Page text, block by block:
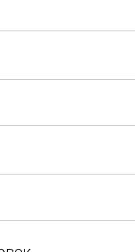
"Аврора".
также
городу и